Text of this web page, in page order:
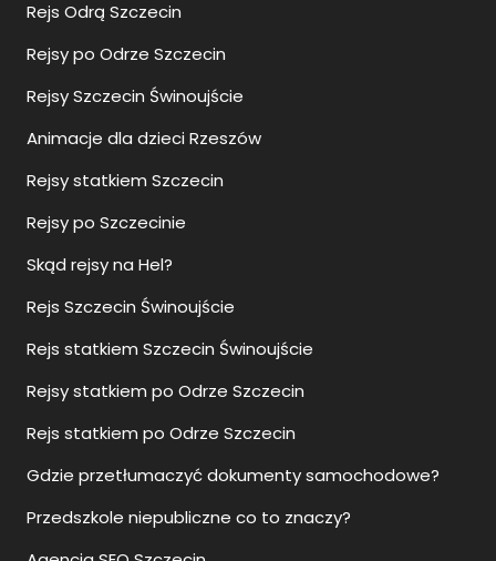
Rejs Odrą Szczecin
Rejsy po Odrze Szczecin
Rejsy Szczecin Świnoujście
Animacje dla dzieci Rzeszów
Rejsy statkiem Szczecin
Rejsy po Szczecinie
Skąd rejsy na Hel?
Rejs Szczecin Świnoujście
Rejs statkiem Szczecin Świnoujście
Rejsy statkiem po Odrze Szczecin
Rejs statkiem po Odrze Szczecin
Gdzie przetłumaczyć dokumenty samochodowe?
Przedszkole niepubliczne co to znaczy?